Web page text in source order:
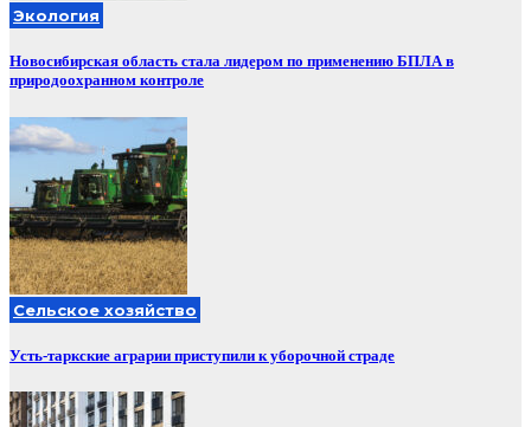
Экология
Новосибирская область стала лидером по применению БПЛА в
природоохранном контроле
Сельское хозяйство
Усть-таркские аграрии приступили к уборочной страде